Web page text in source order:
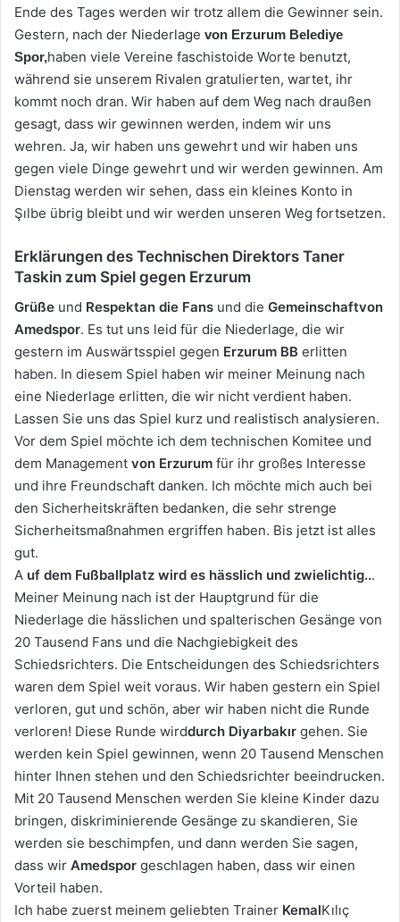
Ende des Tages werden wir trotz allem die Gewinner sein.
Gestern, nach der Niederlage von Erzurum Belediye
Spor,haben viele Vereine faschistoide Worte benutzt,
während sie unserem Rivalen gratulierten, wartet, ihr
kommt noch dran. Wir haben auf dem Weg nach draußen
gesagt, dass wir gewinnen werden, indem wir uns
wehren. Ja, wir haben uns gewehrt und wir haben uns
gegen viele Dinge gewehrt und wir werden gewinnen. Am
Dienstag werden wir sehen, dass ein kleines Konto in
Şılbe übrig bleibt und wir werden unseren Weg fortsetzen.
Erklärungen des Technischen Direktors Taner
Taskin zum Spiel gegen Erzurum
Grüße und Respektan die Fans und die Gemeinschaftvon
Amedspor. Es tut uns leid für die Niederlage, die wir
gestern im Auswärtsspiel gegen Erzurum BB erlitten
haben. In diesem Spiel haben wir meiner Meinung nach
eine Niederlage erlitten, die wir nicht verdient haben.
Lassen Sie uns das Spiel kurz und realistisch analysieren.
Vor dem Spiel möchte ich dem technischen Komitee und
dem Management von Erzurum für ihr großes Interesse
und ihre Freundschaft danken. Ich möchte mich auch bei
den Sicherheitskräften bedanken, die sehr strenge
Sicherheitsmaßnahmen ergriffen haben. Bis jetzt ist alles
gut.
A uf dem Fußballplatz wird es hässlich und zwielichtig...
Meiner Meinung nach ist der Hauptgrund für die
Niederlage die hässlichen und spalterischen Gesänge von
20 Tausend Fans und die Nachgiebigkeit des
Schiedsrichters. Die Entscheidungen des Schiedsrichters
waren dem Spiel weit voraus. Wir haben gestern ein Spiel
verloren, gut und schön, aber wir haben nicht die Runde
verloren! Diese Runde wirddurch Diyarbakır gehen. Sie
werden kein Spiel gewinnen, wenn 20 Tausend Menschen
hinter Ihnen stehen und den Schiedsrichter beeindrucken.
Mit 20 Tausend Menschen werden Sie kleine Kinder dazu
bringen, diskriminierende Gesänge zu skandieren, Sie
werden sie beschimpfen, und dann werden Sie sagen,
dass wir Amedspor geschlagen haben, dass wir einen
Vorteil haben.
Ich habe zuerst meinem geliebten Trainer KemalKılıç